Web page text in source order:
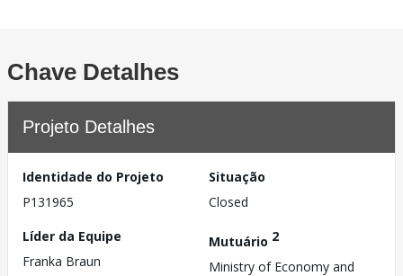
Chave Detalhes
Projeto Detalhes
Identidade do Projeto
P131965
Situação
Closed
Líder da Equipe
Franka Braun
Mutuário 2
Ministry of Economy and